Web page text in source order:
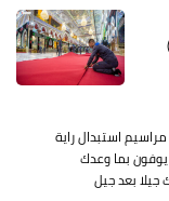
استبدال راية
بما وعدك
جيلا بعد جيل